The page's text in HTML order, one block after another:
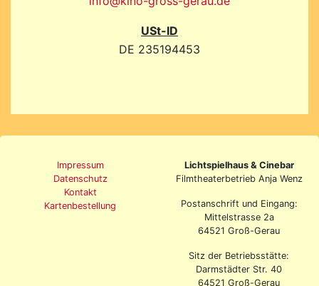
USt-ID
DE 235194453
Impressum
Datenschutz
Kontakt
Kartenbestellung
Lichtspielhaus & Cinebar
Filmtheaterbetrieb Anja Wenz
Postanschrift und Eingang:
Mittelstrasse 2a
64521 Groß-Gerau
Sitz der Betriebsstätte:
Darmstädter Str. 40
64521 Groß-Gerau